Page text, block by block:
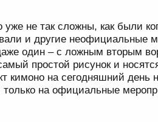
не так сложны, как были
и другие неофициальные
один – с ложным вторым
простой рисунок и
кимоно на сегодняшний день
на официальные